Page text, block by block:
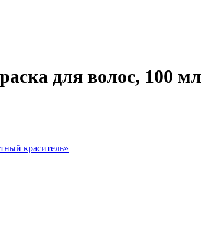
для волос, 100 мл
краситель»